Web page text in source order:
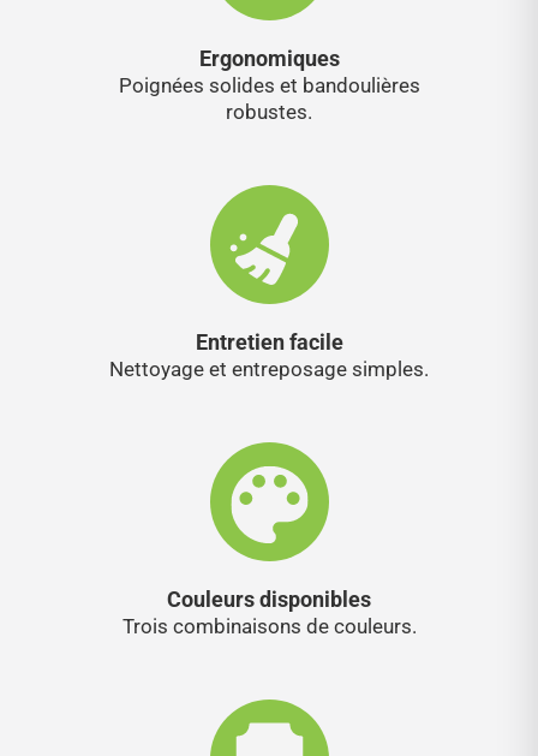
Ergonomiques
Poignées solides et bandoulières
robustes.
Entretien facile
Nettoyage et entreposage simples.
Couleurs disponibles
Trois combinaisons de couleurs.